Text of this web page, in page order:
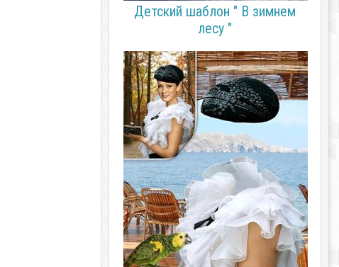
Детский шаблон " В зимнем
лесу "